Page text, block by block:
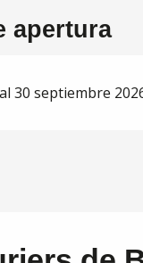
apertura
30 septiembre